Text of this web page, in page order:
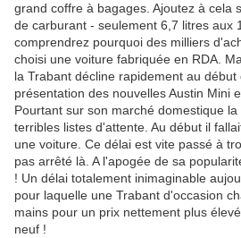
grand coffre à bagages. Ajoutez à cela
de carburant - seulement 6,7 litres aux
comprendrez pourquoi des milliers
choisi une voiture fabriquée en RDA.
la Trabant décline rapidement au
présentation des nouvelles Austin Mini
Pourtant sur son marché domestique
terribles listes d'attente. Au début il
une voiture. Ce délai est vite passé à
pas arrêté là. A l'apogée de sa
! Un délai totalement inimaginable
pour laquelle une Trabant d'occasion
mains pour un prix nettement plus
neuf !